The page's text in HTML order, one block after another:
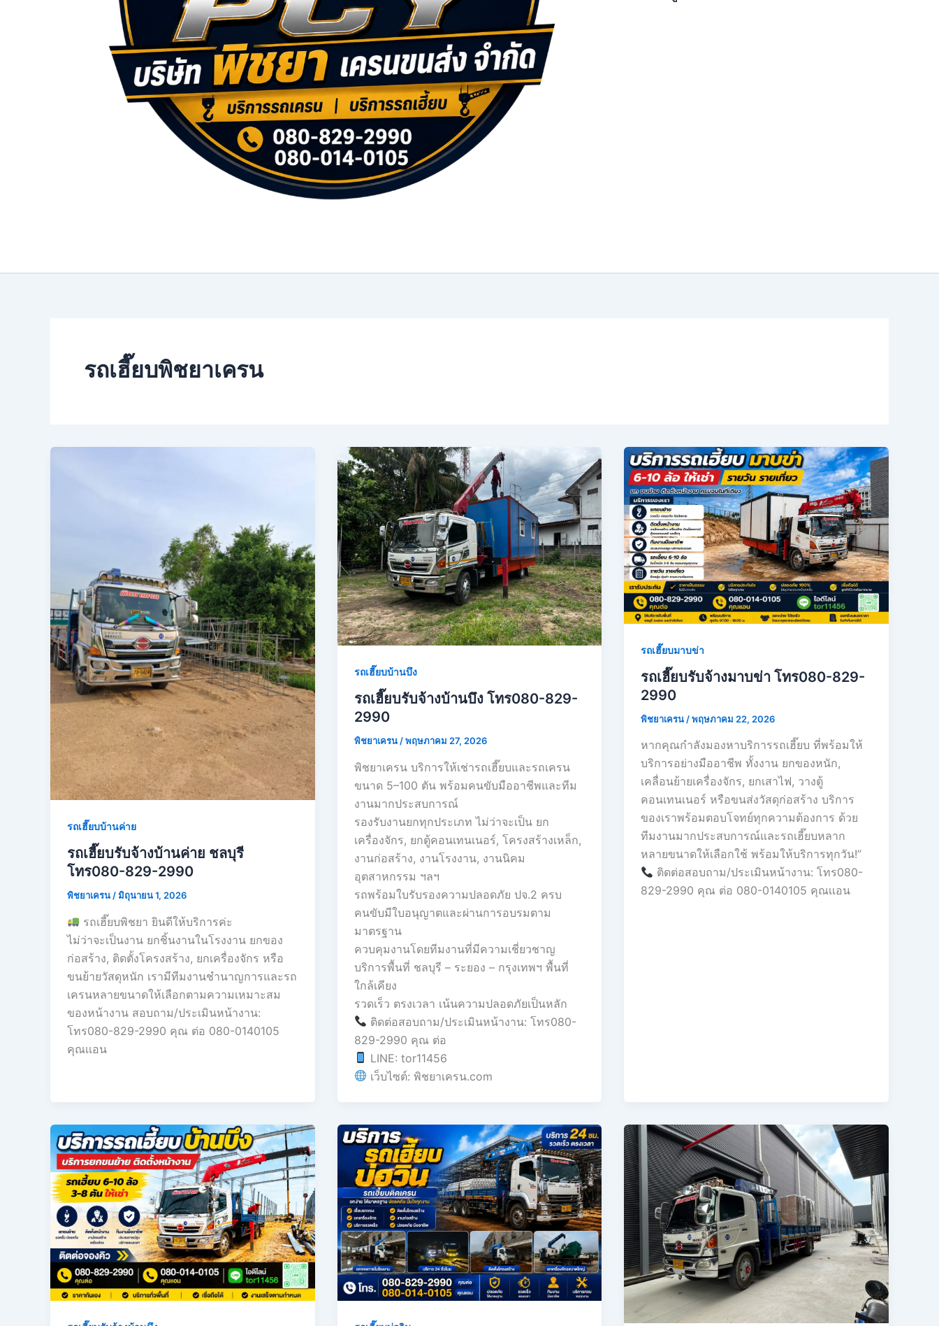
รถเฮี๊ยบพิชยาเครน
รถเฮี๊ยบบ้านค่าย
รถเฮี๊ยบรับจ้างบ้านค่าย ชลบุรี
โทร080-829-2990
พิชยาเครน /มิถุนายน 1, 2026
รถเฮี๊ยบพิชยา ยินดีให้บริการค่ะ
ไม่ว่าจะเป็นงาน ยกชิ้นงานในโรงงาน ยกของ
ก่อสร้าง, ติดตั้งโครงสร้าง, ยกเครื่องจักร หรือ
ขนย้ายวัสดุหนัก เรามีทีมงานชำนาญการและรถ
เครนหลายขนาดให้เลือกตามความเหมาะสม
ของหน้างาน สอบถาม/ประเมินหน้างาน:
โทร080-829-2990 คุณ ต่อ 080-0140105
คุณเเอน
รถเฮี๊ยบบ้านบึง
รถเฮี๊ยบรับจ้างบ้านบึง โทร080-829-
2990
พิชยาเครน/พฤษภาคม 27, 2026
พิชยาเครน บริการให้เช่ารถเฮี๊ยบและรถเครน
ขนาด 5–100 ตัน พร้อมคนขับมืออาชีพและทีม
งานมากประสบการณ์
รองรับงานยกทุกประเภท ไม่ว่าจะเป็น ยก
เครื่องจักร, ยกตู้คอนเทนเนอร์, โครงสร้างเหล็ก,
งานก่อสร้าง, งานโรงงาน, งานนิคม
อุตสาหกรรม ฯลฯ
รถพร้อมใบรับรองความปลอดภัย ปจ.2 ครบ
คนขับมีใบอนุญาตและผ่านการอบรมตาม
มาตรฐาน
ควบคุมงานโดยทีมงานที่มีความเชี่ยวชาญ
บริการพื้นที่ ชลบุรี – ระยอง – กรุงเทพฯ พื้นที่
ใกล้เคียง
รวดเร็ว ตรงเวลา เน้นความปลอดภัยเป็นหลัก
ติดต่อสอบถาม/ประเมินหน้างาน: โทร080-
829-2990 คุณ ต่อ
LINE: tor11456
เว็บไซต์: พิชยาเครน.com
รถเฮี๊ยบมาบข่า
รถเฮี๊ยบรับจ้างมาบข่า โทร080-829-
2990
พิชยาเครน /พฤษภาคม 22, 2026
หากคุณกำลังมองหาบริการรถเฮี๊ยบ ที่พร้อมให้
บริการอย่างมืออาชีพ ทั้งงาน ยกของหนัก,
เคลื่อนย้ายเครื่องจักร, ยกเสาไฟ, วางตู้
คอนเทนเนอร์ หรือขนส่งวัสดุก่อสร้าง บริการ
ของเราพร้อมตอบโจทย์ทุกความต้องการ ด้วย
ทีมงานมากประสบการณ์และรถเฮี๊ยบหลาก
หลายขนาดให้เลือกใช้ พร้อมให้บริการทุกวัน!”
ติดต่อสอบถาม/ประเมินหน้างาน: โทร080-
829-2990 คุณ ต่อ 080-0140105 คุณเเอน